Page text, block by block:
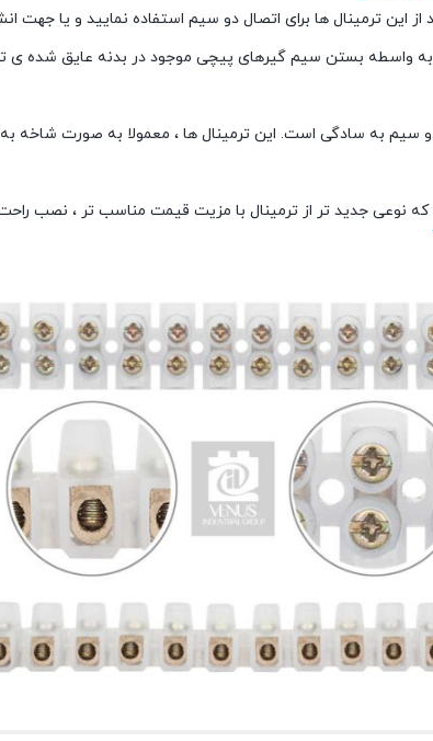
این ترمینال ها برای اتصال دو سیم استفاده نمایید و یا
بستن سیم گیرهای پیچی موجود در بدنه عایق شده ی
سیم به سادگی است. این ترمینال ها ، معمولا به صورت شاخه
که نوعی جدید تر از ترمینال با مزیت قیمت مناسب تر ، نصب